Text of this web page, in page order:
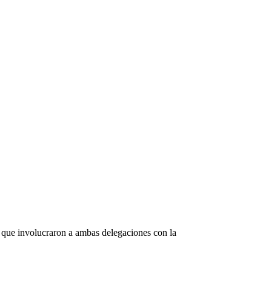
involucraron a ambas delegaciones con la